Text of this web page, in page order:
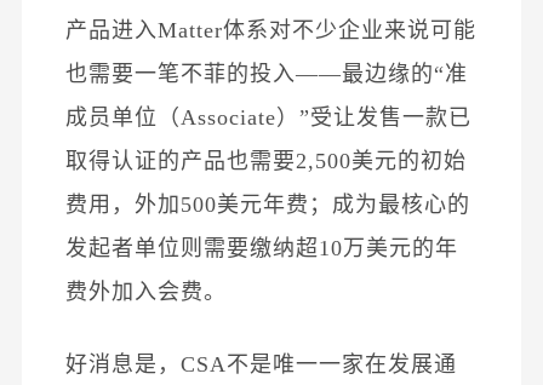
产品进入Matter体系对不少企业来说可能
也需要一笔不菲的投入——最边缘的“准
成员单位（Associate）”受让 发售一款已
取得认证的产品也需要2,500美元的初始
费用，外加500美元年费；成为最核心的
发起者单位则需要缴纳超10万美元的年
费外加入会费。
好消息是，CSA不是唯一一家在发展通